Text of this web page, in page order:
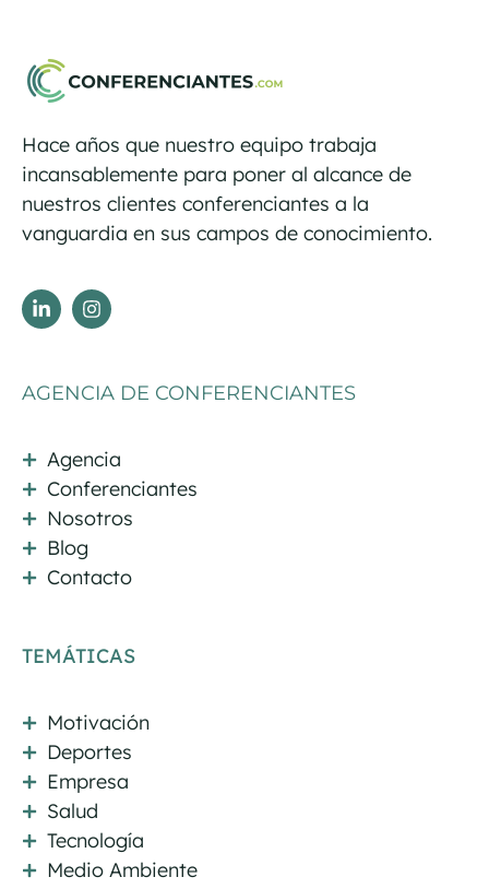
Hace años que nuestro equipo trabaja
incansablemente para poner al alcance de
nuestros clientes conferenciantes a la
vanguardia en sus campos de conocimiento.
AGENCIA DE CONFERENCIANTES
Agencia
Conferenciantes
Nosotros
Blog
Contacto
TEMÁTICAS
Motivación
Deportes
Empresa
Salud
Tecnología
Medio Ambiente